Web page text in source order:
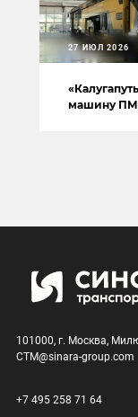
машину
27 ИЮЛ 2026
101000, г. Москва,
CTM@sinara-group.com
+7 495 258 71 64